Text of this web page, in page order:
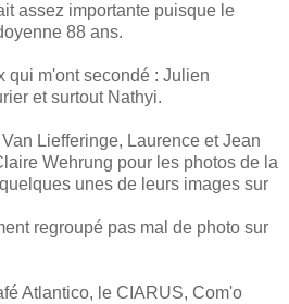
assez importante puisque le
88 ans.
qui m'ont secondé : Julien
et surtout Nathyi.
Liefferinge, Laurence et Jean
Wehrung pour les photos de la
unes de leurs images sur
regroupé pas mal de photo sur
Atlantico, le CIARUS, Com'o